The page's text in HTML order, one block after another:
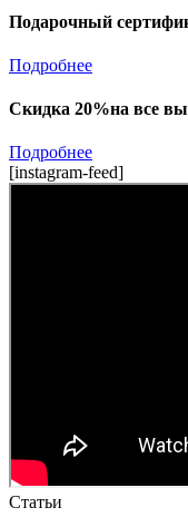
Подарочный
Подробнее
Скидка 20%на все
Подробнее
[instagram-feed]
Статьи